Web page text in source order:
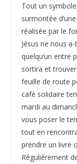
Tout un
surmontée
réalisée par le
Jésus ne nous
quelqu’un entre
sortira et
feuille de route
café solidaire
mardi au
vous poser le
tout en
prendre un livre
Régulièrement